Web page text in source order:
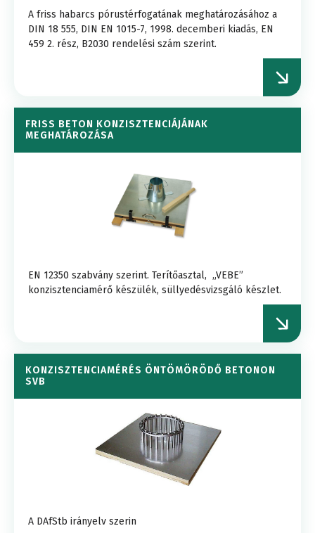
A friss habarcs pórustérfogatának meghatározásához a
DIN 18 555, DIN EN 1015-7, 1998. decemberi kiadás, EN
459 2. rész, B2030 rendelési szám szerint.
FRISS BETON KONZISZTENCIÁJÁNAK
MEGHATÁROZÁSA
EN 12350 szabvány szerint. Terítőasztal, „VEBE”
konzisztenciamérő készülék, süllyedésvizsgáló készlet.
KONZISZTENCIAMÉRÉS ÖNTÖMÖRÖDŐ BETONON
SVB
A DAfStb irányelv szerin